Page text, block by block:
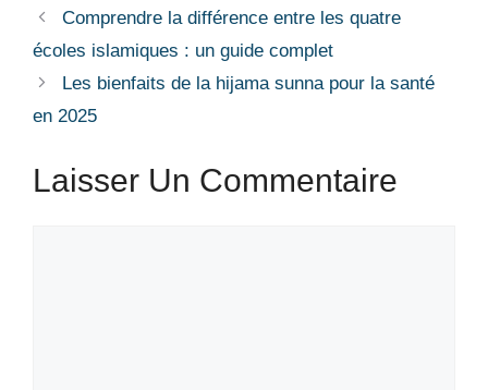
Comprendre la différence entre les quatre
écoles islamiques : un guide complet
Les bienfaits de la hijama sunna pour la santé
en 2025
Laisser Un Commentaire